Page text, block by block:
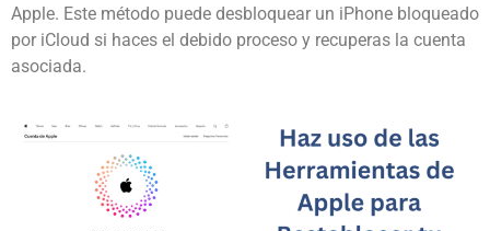
Apple. Este método puede desbloquear un iPhone bloqueado
por iCloud si haces el debido proceso y recuperas la cuenta
asociada.